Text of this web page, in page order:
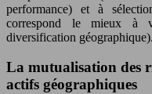
performance) et à
correspond le mieux à
diversification géographique).
La mutualisation des
actifs géographiques